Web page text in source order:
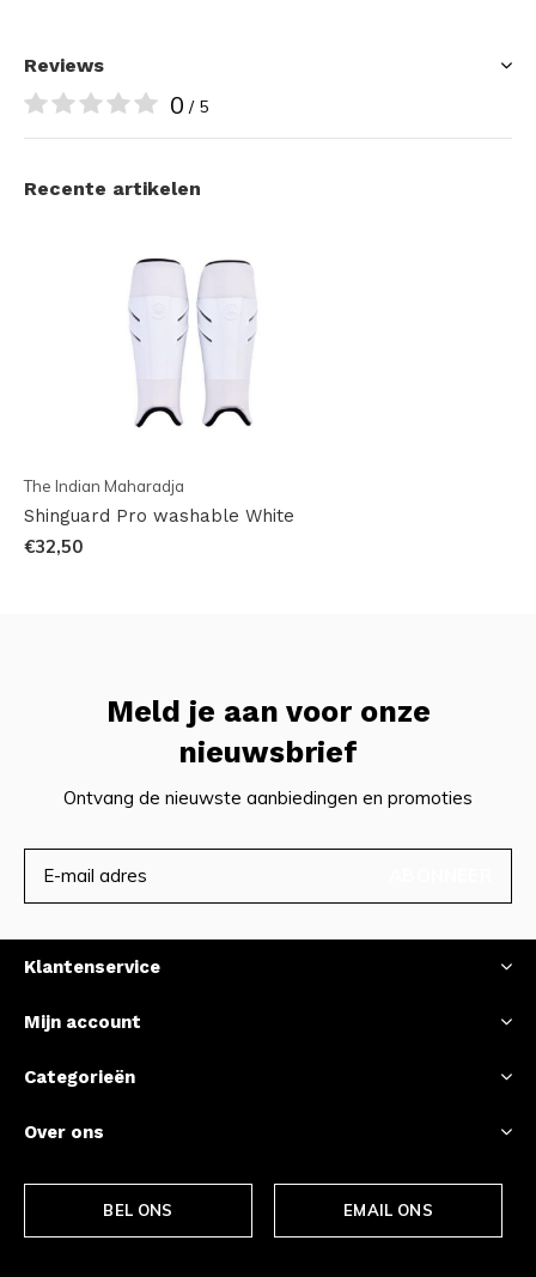
Reviews
0 / 5
Recente artikelen
The Indian Maharadja
Shinguard Pro washable White
€32,50
Meld je aan voor onze
nieuwsbrief
Ontvang de nieuwste aanbiedingen en promoties
Klantenservice
Mijn account
Categorieën
Over ons
BEL ONS EMAIL ONS